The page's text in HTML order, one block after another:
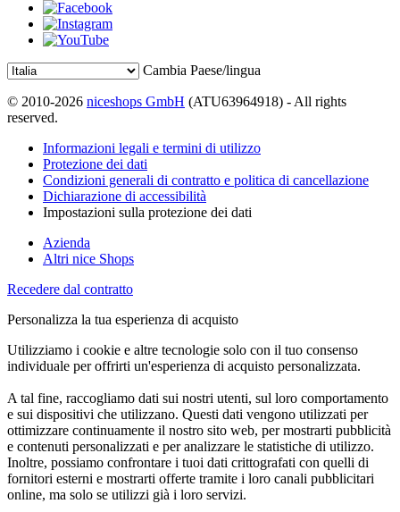
Cambia Paese/lingua
© 2010-2026 niceshops GmbH (ATU63964918) - All rights
reserved.
Informazioni legali e termini di utilizzo
Protezione dei dati
Condizioni generali di contratto e politica di cancellazione
Dichiarazione di accessibilità
Impostazioni sulla protezione dei dati
Azienda
Altri nice Shops
Recedere dal contratto
Personalizza la tua esperienza di acquisto
Utilizziamo i cookie e altre tecnologie solo con il tuo consenso
individuale per offrirti un'esperienza di acquisto personalizzata.
A tal fine, raccogliamo dati sui nostri utenti, sul loro comportamento
e sui dispositivi che utilizzano. Questi dati vengono utilizzati per
ottimizzare continuamente il nostro sito web, per mostrarti pubblicità
e contenuti personalizzati e per analizzare le statistiche di utilizzo.
Inoltre, possiamo confrontare i tuoi dati crittografati con quelli di
fornitori esterni e mostrarti offerte tramite i loro canali pubblicitari
online, ma solo se utilizzi già i loro servizi.